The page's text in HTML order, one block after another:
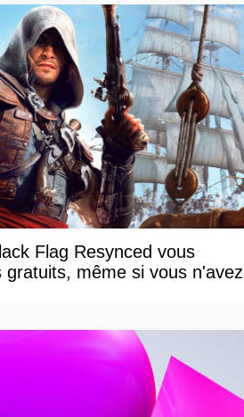
Flag Resynced vous
même si vous n'avez